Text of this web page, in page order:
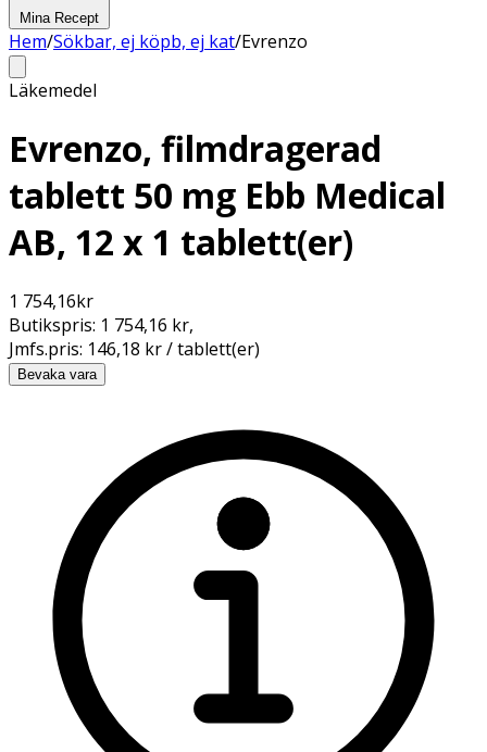
Mina Recept
Hem/Sökbar, ej köpb, ej kat/Evrenzo
Läkemedel
Evrenzo, filmdragerad
tablett 50 mg Ebb Medical
AB, 12 x 1 tablett(er)
1 754,16kr
Butikspris: 1 754,16 kr,
Jmfs.pris: 146,18 kr / tablett(er)
Bevaka vara